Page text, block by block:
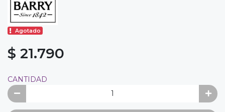
Agotado
$ 21.790
CANTIDAD